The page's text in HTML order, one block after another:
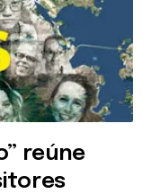
reúne